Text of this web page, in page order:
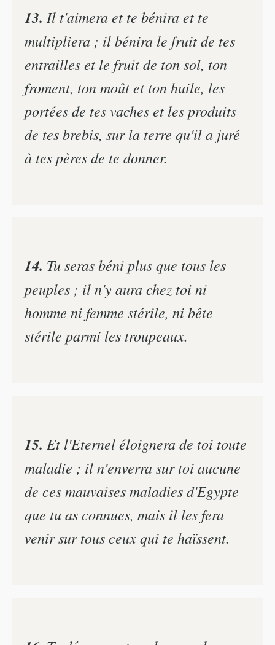
13. Il t'aimera et te bénira et te
multipliera ; il bénira le fruit de tes
entrailles et le fruit de ton sol, ton
froment, ton moût et ton huile, les
portées de tes vaches et les produits
de tes brebis, sur la terre qu'il a juré
à tes pères de te donner.
14. Tu seras béni plus que tous les
peuples ; il n'y aura chez toi ni
homme ni femme stérile, ni bête
stérile parmi les troupeaux.
15. Et l'Eternel éloignera de toi toute
maladie ; il n'enverra sur toi aucune
de ces mauvaises maladies d'Egypte
que tu as connues, mais il les fera
venir sur tous ceux qui te haïssent.